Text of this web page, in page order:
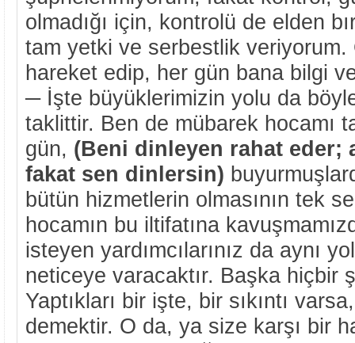
olmadığı için, kontrolü de elden
tam yetki ve serbestlik veriyorum.
hareket edip, her gün bana bilgi
─ İşte büyüklerimizin yolu da
taklittir. Ben de mübarek hocamı
gün, (Beni dinleyen rahat eder;
fakat sen dinlersin)
bütün hizmetlerin olmasının tek
hocamın bu iltifatına
isteyen yardımcılarınız da aynı
neticeye varacaktır. Başka hiçbir
Yaptıkları bir işte, bir sıkıntı
demektir. O da, ya size karşı bir